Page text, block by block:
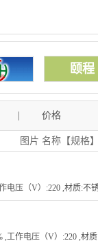
颐程
价格
图片 名称【规格
电压（V）:220 ,材质:
,工作电压（V）:220 ,材